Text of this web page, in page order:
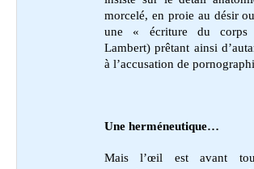
morcelé, en proie au désir
une « écriture du corps
Lambert) prêtant ainsi
à l’accusation de
Une herméneutique…
Mais l’œil est avant